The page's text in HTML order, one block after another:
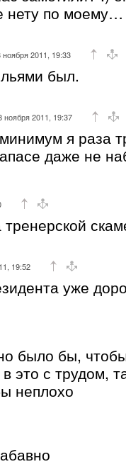
нету по моему…
ноября 2011, 19:33
был.
ноября 2011, 19:37
я раза
даже не
19:52
уже
было бы,
это с трудом,
неплохо